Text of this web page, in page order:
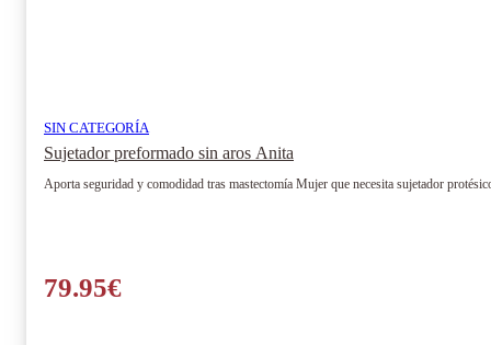
SIN CATEGORÍA
Sujetador preformado sin aros Anita
Aporta seguridad y comodidad tras mastectomía Mujer que necesita sujetador
79.95€